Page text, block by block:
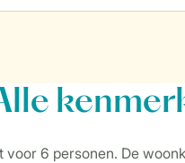
6 personen. De